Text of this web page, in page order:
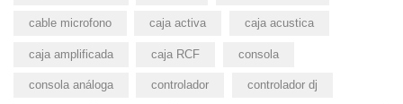
cable microfono caja activa caja acustica
caja amplificada caja RCF consola
consola análoga controlador controlador dj